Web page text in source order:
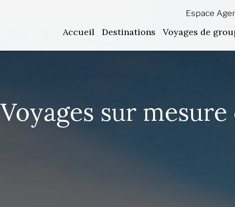
Espace
Accueil Destinations Voyages de
Voyages sur